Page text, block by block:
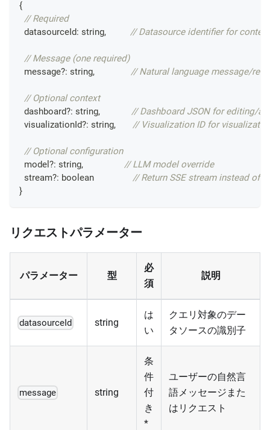
{
// Required
  datasourceId
: string, // Datasource identifier for context
// Message (one required)
  message
?: string, // Natural language message/
// Optional context
  dashboard
?: string,
// Dashboard JSON for editing/
  visualizationId
?: string, // Visualization ID for
// Optional configuration
  model
?: string,
// LLM model override
  stream
?: boolean
// Return SSE stream instead of
}
リクエストパラメーター
パラメーター 型
必
須
説明
datasourceId string
は
い
クエリ対象のデー
タソースの識別子
message string
条
件
付
き
*
ユーザーの自然言
語メッセージまた
はリクエスト